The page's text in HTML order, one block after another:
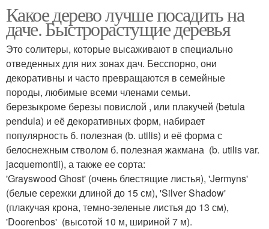
Какое дерево лучше посадить на
даче. Быстрорастущие деревья
Это солитеры, которые высаживают в специально
отведенных для них зонах дач. Бесспорно, они
декоративны и часто превращаются в семейные
породы, любимые всеми членами семьи.
березыкроме березы повислой , или плакучей (betula
pendula) и её декоративных форм, набирает
популярность б. полезная (b. utilis) и её форма с
белоснежным стволом б. полезная жакмана (b. utilis var.
jacquemontii), а также ее сорта:
'Grayswood Ghost' (очень блестящие листья), 'Jermyns'
(белые сережки длиной до 15 см), 'Silver Shadow'
(плакучая крона, темно-зеленые листья до 13 см),
'Doorenbos' (высотой 10 м, шириной 7 м).